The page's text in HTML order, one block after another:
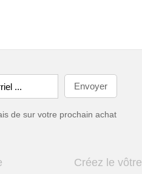
de sur votre prochain achat
Créez le vôtre